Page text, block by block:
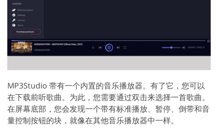
MP3Studio 带有一个内置的音乐播放器。有了它，您可以
在下载前听歌曲。为此，您需要通过双击来选择一首歌曲。
在屏幕底部，您会发现一个带有标准播放、暂停、倒带和音
量控制按钮的块，就像在其他音乐播放器中一样。